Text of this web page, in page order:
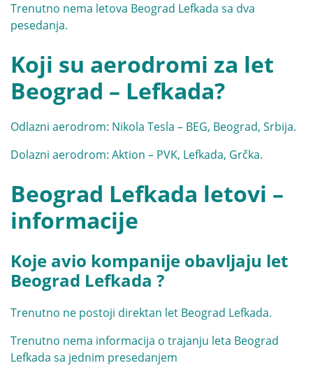
Trenutno nema letova Beograd Lefkada sa dva
pesedanja.
Koji su aerodromi za let
Beograd – Lefkada?
Odlazni aerodrom: Nikola Tesla – BEG, Beograd, Srbija.
Dolazni aerodrom: Aktion – PVK, Lefkada, Grčka.
Beograd Lefkada letovi –
informacije
Koje avio kompanije obavljaju let
Beograd Lefkada ?
Trenutno ne postoji direktan let Beograd Lefkada.
Trenutno nema informacija o trajanju leta Beograd
Lefkada sa jednim presedanjem